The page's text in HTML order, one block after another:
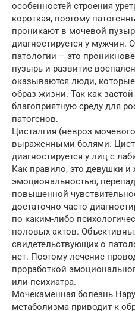
особенностей строения
короткая, поэтому
проникают в мочевой
диагностируется у мужчин.
патологии – это
пузырь и развитие
оказываются люди,
образ жизни. Так как
благоприятную среду для
патогенов.
Цисталгия (невроз
выраженными болями.
диагностируется у лиц с
Как правило, это девушки
эмоциональностью,
повышенной
достаточно часто
по каким-либо
половых актов.
свидетельствующих о
нет. Поэтому лечение
проработкой
или психиатра.
Мочекаменная болезнь
метаболизма приводит к